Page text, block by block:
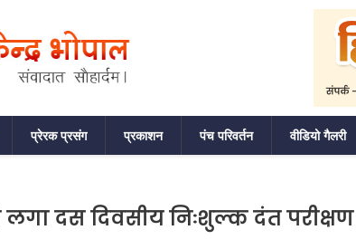
प्रेरक प्रसंग प्रकाशन पंच परिवर्तन वीडियो गैलरी
दस दिवसीय निःशुल्क दंत परीक्षण